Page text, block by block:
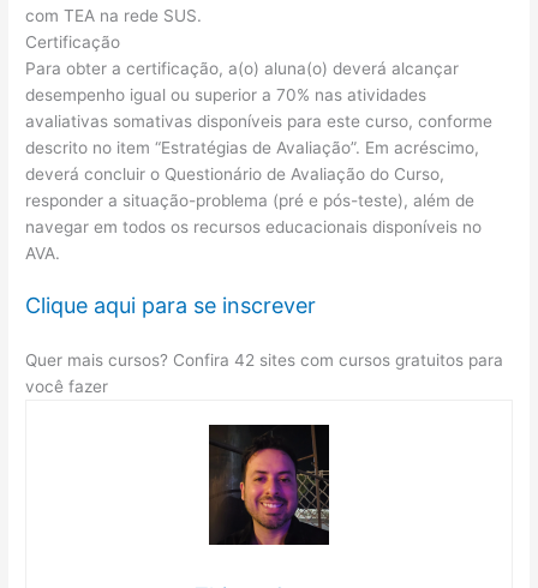
com TEA na rede SUS.
Certificação
Para obter a certificação, a(o) aluna(o) deverá alcançar
desempenho igual ou superior a 70% nas atividades
avaliativas somativas disponíveis para este curso, conforme
descrito no item “Estratégias de Avaliação”. Em acréscimo,
deverá concluir o Questionário de Avaliação do Curso,
responder a situação-problema (pré e pós-teste), além de
navegar em todos os recursos educacionais disponíveis no
AVA.
Clique aqui para se inscrever
Quer mais cursos? Confira 42 sites com cursos gratuitos para
você fazer